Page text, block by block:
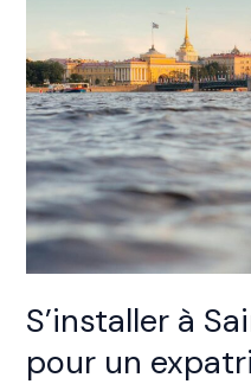
S’installer à
pour un
Pétersbourg
pour
un
expatrié
français